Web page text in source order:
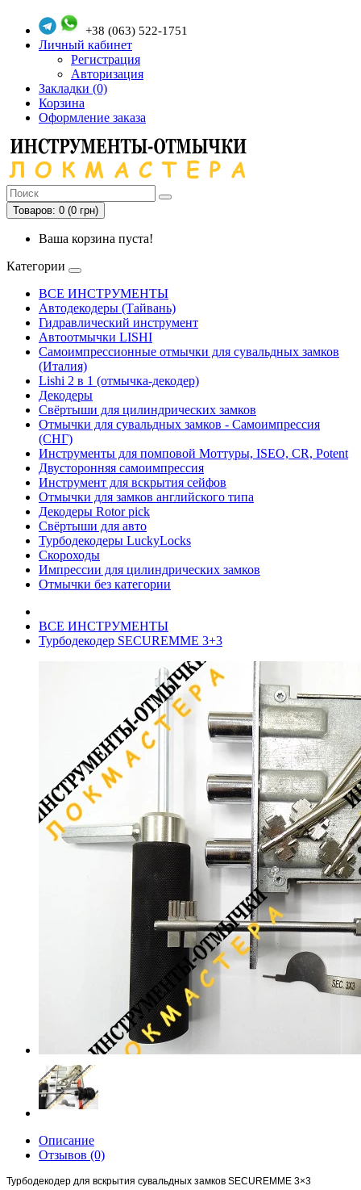
+38 (063) 522-1751
Личный кабинет
Регистрация
Авторизация
Закладки (0)
Корзина
Оформление заказа
Товаров: 0 (0 грн)
Ваша корзина пуста!
Категории
ВСЕ ИНСТРУМЕНТЫ
Автодекодеры (Тайвань)
Гидравлический инструмент
Автоотмычки LISHI
Самоимпрессионные отмычки для сувальдных замков
(Италия)
Lishi 2 в 1 (отмычка-декодер)
Декодеры
Свёртыши для цилиндрических замков
Отмычки для сувальдных замков - Самоимпрессия
(СНГ)
Инструменты для помповой Моттуры, ISEO, CR, Potent
Двусторонняя самоимпрессия
Инструмент для вскрытия сейфов
Отмычки для замков английского типа
Декодеры Rotor pick
Свёртыши для авто
Турбодекодеры LuckyLocks
Скороходы
Импрессии для цилиндрических замков
Отмычки без категории
ВСЕ ИНСТРУМЕНТЫ
Турбодекодер SECUREMME 3+3
Описание
Отзывов (0)
Турбодекодер для вскрытия сувальдных замков SECUREMME 3×3